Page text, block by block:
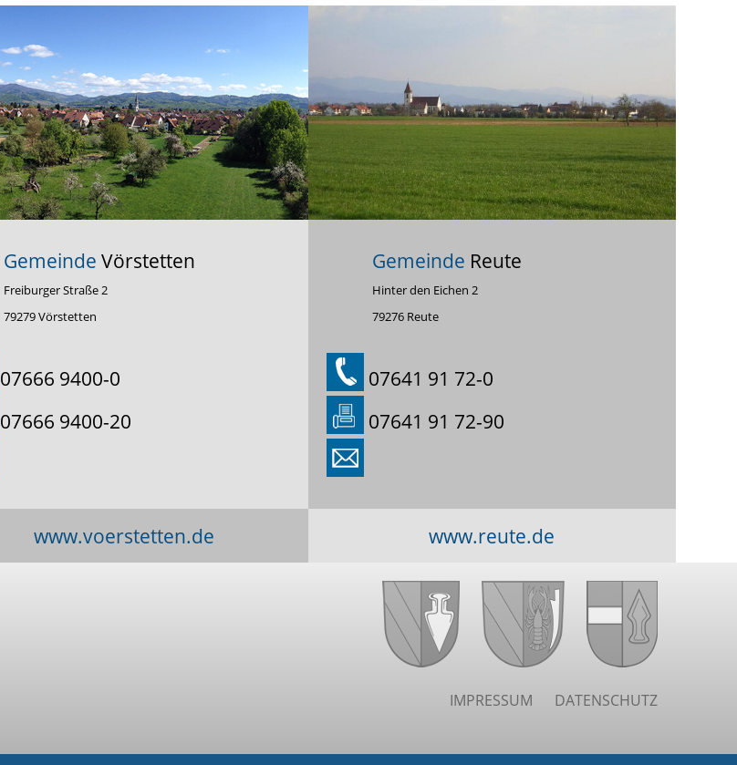
Gemeinde Vörstetten
Freiburger Straße 2
79279 Vörstetten
07666 9400-0
07666 9400-20
www.voerstetten.de
Gemeinde Reute
Hinter den Eichen 2
79276 Reute
07641 91 72-0
07641 91 72-90
www.reute.de
IMPRESSUM DATENSCHUTZ